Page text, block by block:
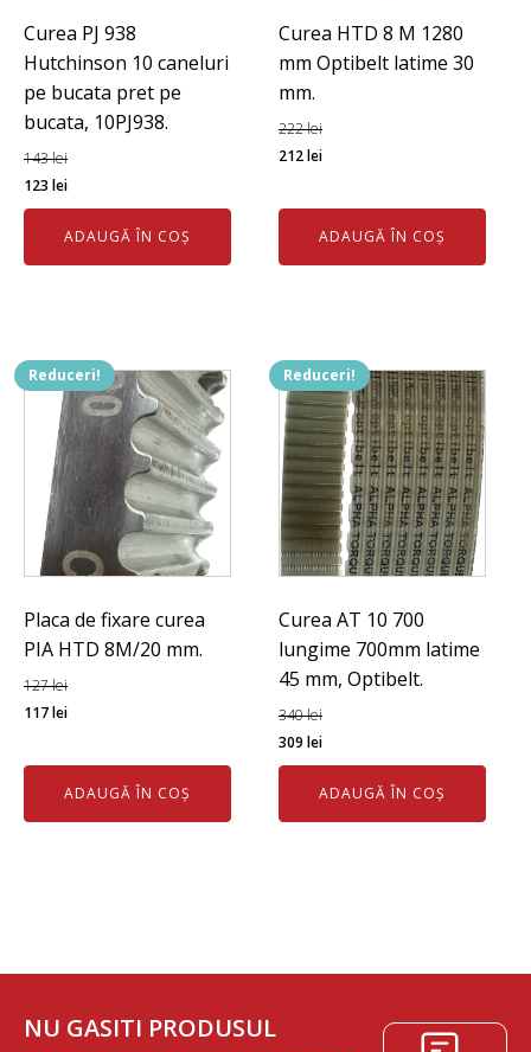
Curea PJ 938
Hutchinson 10 caneluri
pe bucata pret pe
bucata, 10PJ938.
143lei
Prețul
inițial
fost:
123 leiPrețul
curent
este:
123 lei.
ADAUGĂ ÎN COȘ
Curea HTD 8 M 1280
mm Optibelt latime 30
mm.
222lei
Prețul
a
fost:
222 lei.
212leiPrețul
este:
212 lei.
ADAUGĂ ÎN COȘ
Reduceri!
Placa de fixare curea
PIA HTD 8M/20 mm.
127lei
Prețul
a
fost:
127 lei.
117leiPrețul
este:
117 lei.
ADAUGĂ ÎN COȘ
Reduceri!
Curea AT 10 700
lungime 700mm latime
45 mm, Optibelt.
340lei
Prețul
inițial
fost:
309leiPrețul
curent
este:
309 lei.
ADAUGĂ ÎN COȘ
NU GASITI PRODUSUL